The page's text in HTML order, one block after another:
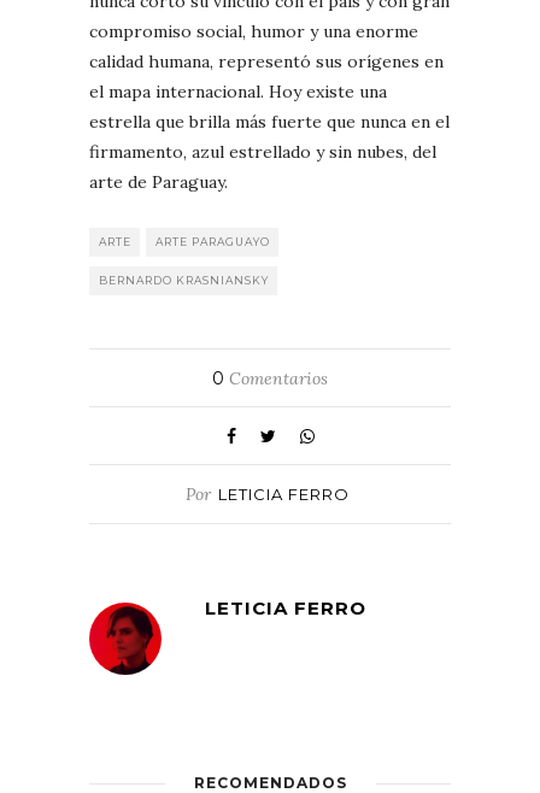
compromiso social, humor y una enorme
calidad humana, representó sus orígenes en
el mapa internacional. Hoy existe una
estrella que brilla más fuerte que nunca en el
firmamento, azul estrellado y sin nubes, del
arte de Paraguay.
ARTE ARTE PARAGUAYO
BERNARDO KRASNIANSKY
0 Comentarios
Por LETICIA FERRO
LETICIA FERRO
RECOMENDADOS